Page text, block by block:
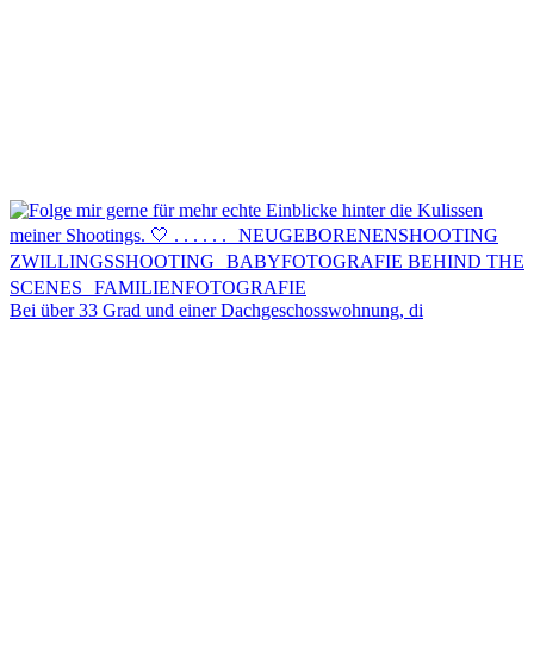
Bei über 33 Grad und einer Dachgeschosswohnung, di